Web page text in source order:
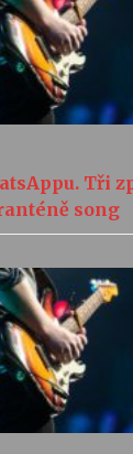
Tři
song